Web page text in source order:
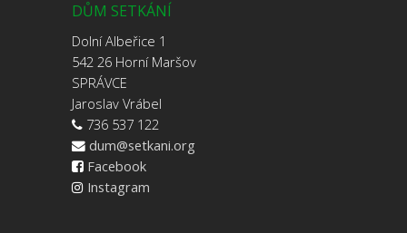
DŮM SETKÁNÍ
Dolní Albeřice 1
542 26 Horní Maršov
SPRÁVCE
Jaroslav Vrábel
736 537 122
dum@setkani.org
Facebook
Instagram